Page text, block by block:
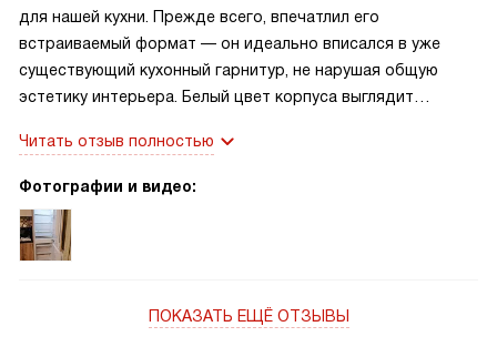
для нашей кухни. Прежде всего, впечатлил его
встраиваемый формат — он идеально вписался в уже
существующий кухонный гарнитур, не нарушая общую
эстетику интерьера. Белый цвет корпуса выглядит
отделкой. Особое расположение морозильной камеры
удобно — это не только удобно с точки зрения
практично: иногда приходится наклоняться за
замороженными запасами. Климатический класс SN-T
справляется с перепадами температуры в помещении, что
Читать отзыв полностью
Фотографии и видео:
ПОКАЗАТЬ ЕЩЁ ОТЗЫВЫ